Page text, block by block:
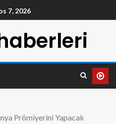
7, 2026
Prömiyerini Yapacak